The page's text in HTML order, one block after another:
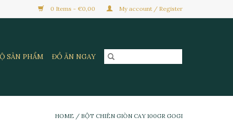
0 Items - €0,00 My account / Register
SẢN PHẨM ĐỒ ĂN NGAY
HOME / BỘT CHIÊN GIÒN CAY 100GR GOGI